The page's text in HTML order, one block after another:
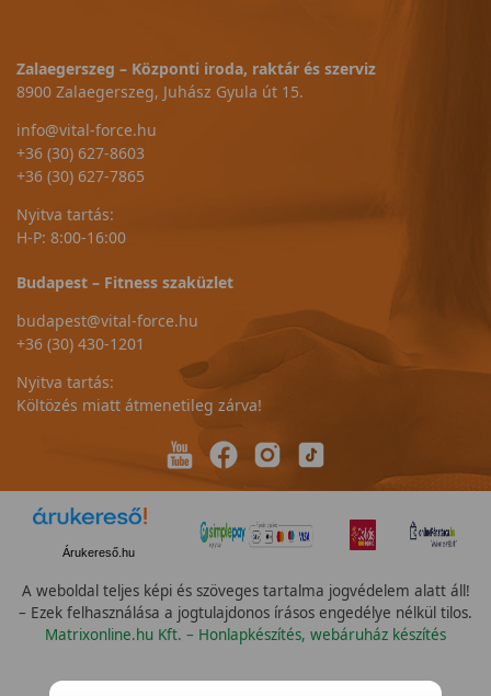
Zalaegerszeg – Központi iroda, raktár és szerviz
8900 Zalaegerszeg, Juhász Gyula út 15.
info@vital-force.hu
+36 (30) 627-8603
+36 (30) 627-7865
Nyitva tartás:
H-P: 8:00-16:00
Budapest – Fitness szaküzlet
budapest@vital-force.hu
+36 (30) 430-1201
Nyitva tartás:
Költözés miatt átmenetileg zárva!
Árukereső.hu
A weboldal teljes képi és szöveges tartalma jogvédelem alatt áll!
– Ezek felhasználása a jogtulajdonos írásos engedélye nélkül tilos.
Matrixonline.hu Kft. – Honlapkészítés, webáruház készítés